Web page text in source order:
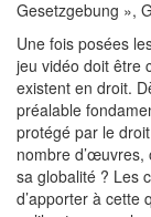
Gesetzgebung »,
Une fois posées
jeu vidéo doit être
existent en droit.
préalable
protégé par le droit
nombre
sa globalité ? Les
d’apporter à cette